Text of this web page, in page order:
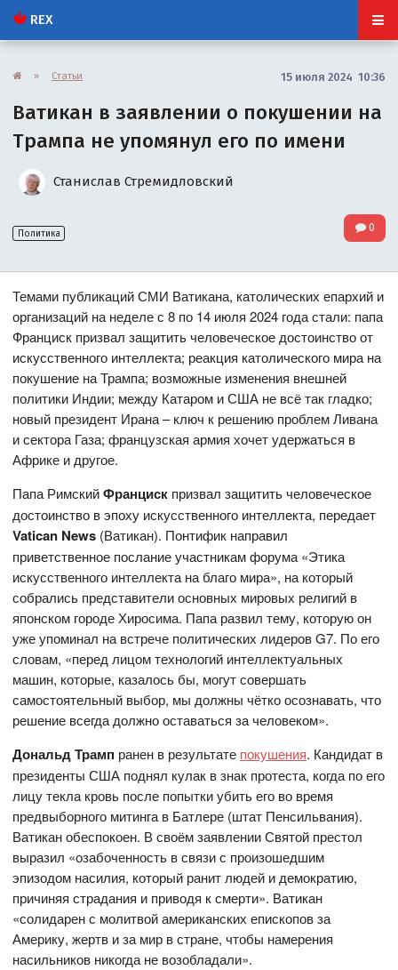
REX
» Статьи 15 июля 2024 10:36
Ватикан в заявлении о покушении на
Трампа не упомянул его по имени
Станислав Стремидловский
Политика 0
Темами публикаций СМИ Ватикана, католических епархий и
организаций на неделе с 8 по 14 июля 2024 года стали: папа
Франциск призвал защитить человеческое достоинство от
искусственного интеллекта; реакция католического мира на
покушение на Трампа; возможные изменения внешней
политики Индии; между Катаром и США не всё так гладко;
новый президент Ирана – ключ к решению проблем Ливана
и сектора Газа; французская армия хочет удержаться в
Африке и другое.
Папа РимскийФранциск призвал защитить человеческое
достоинство в эпоху искусственного интеллекта, передает
Vatican News (Ватикан). Понтифик направил
приветственное послание участникам форума «Этика
искусственного интеллекта на благо мира», на который
собрались представители основных мировых религий в
японском городе Хиросима. Папа развил тему, которую он
уже упоминал на встрече политических лидеров G7. По его
словам, «перед лицом технологий интеллектуальных
машин, которые, казалось бы, могут совершать
самостоятельный выбор, мы должны чётко осознавать, что
решение всегда должно оставаться за человеком».
Дональд Трамп ранен в результате покушения. Кандидат в
президенты США поднял кулак в знак протеста, когда по его
лицу текла кровь после попытки убить его во время
предвыборного митинга в Батлере (штат Пенсильвания).
Ватикан обеспокоен. В своём заявлении Святой престол
выразил «озабоченность в связи с произошедшим
эпизодом насилия, который ранит людей и демократию,
причиняя страдания и приводя к смерти». Ватикан
«солидарен с молитвой американских епископов за
Америку, жертв и за мир в стране, чтобы намерения
насильников никогда не возобладали».